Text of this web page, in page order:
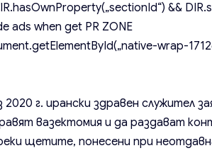
&&
ads when get PR ZONE
wrap-
2020 г. ирански здравен служител
вазектомия и да раздават
щетите, понесени при